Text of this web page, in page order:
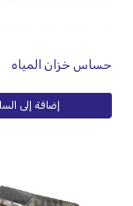
حساس خزان المياه
إضافة إلى